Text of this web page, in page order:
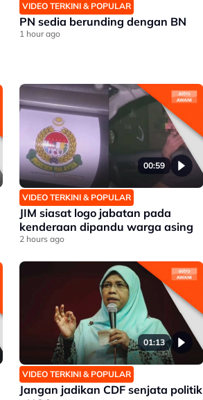
VIDEO TERKINI & POPULAR
PN sedia berunding dengan BN
1 hour ago
00:59
VIDEO TERKINI & POPULAR
JIM siasat logo jabatan pada
kenderaan dipandu warga asing
2 hours ago
01:13
VIDEO TERKINI & POPULAR
Jangan jadikan CDF senjata politik